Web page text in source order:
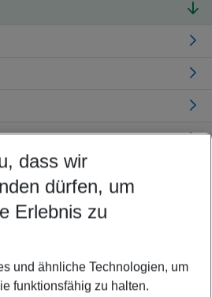
suits your best
5-8 nights
dass wir
dürfen, um
Erlebnis zu
und ähnliche Technologien, um
funktionsfähig zu halten.